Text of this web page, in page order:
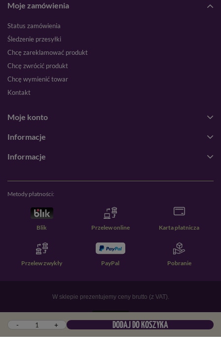
- + DODAJ DO KOSZYKA
Moje zamówienia
Status zamówienia
Śledzenie przesyłki
Chcę zareklamować produkt
Chcę zwrócić produkt
Chcę wymienić towar
Kontakt
Moje konto
Informacje
Informacje
Metody płatności:
Blik Przelew online Karta płatnicza
Przelew zwykły PayPal Pobranie
W sklepie prezentujemy ceny brutto (z VAT).